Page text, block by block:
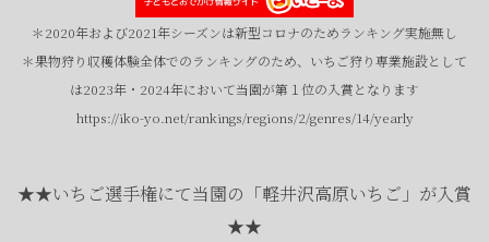
＊2020年および2021年シーズンは新型コロナのためランキング実施無し
＊果物狩り収穫体験全体でのランキングのため、いちご狩り専業施設として
は2023年・2024年において当園が第１位の入賞となります
https://iko-yo.net/rankings/regions/2/genres/14/yearly
★★いちご選手権にて当園の「軽井沢高原いちご」が入賞
★★